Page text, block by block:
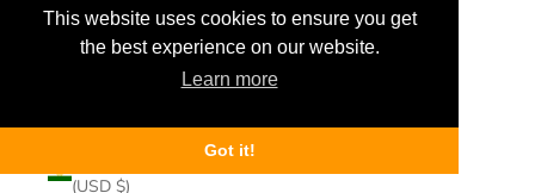
This website uses cookies to ensure you get
the best experience on our website.
Learn more
Got it!
Switzerland
(USD $)
(USD $)